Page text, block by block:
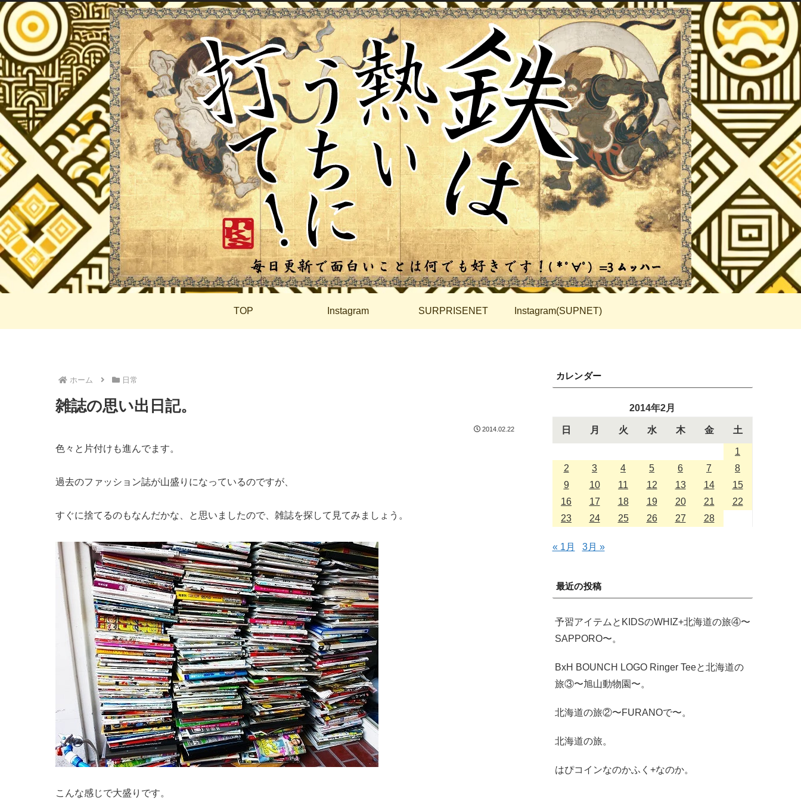
TOP Instagram SURPRISENET Instagram(SUPNET)
ホーム 日常
雑誌の思い出日記。
2014.02.22
色々と片付けも進んでます。
過去のファッション誌が山盛りになっているのですが、
すぐに捨てるのもなんだかな、と思いましたので、雑誌を探して見てみましょう。
こんな感じで大盛りです。
カレンダー
2014年2月
日 月 火 水 木 金 土
1
2
3 4 5 6 7
8
9
10 11 12 13 14
15
16
17 18 19 20 21
22
23
24 25 26 27 28
« 1月 3月 »
最近の投稿
予習アイテムとKIDSのWHIZ+北海道の旅④〜
SAPPORO〜。
BxH BOUNCH LOGO Ringer Teeと北海道の
旅③〜旭山動物園〜。
北海道の旅②〜FURANOで〜。
北海道の旅。
はぴコインなのかふく+なのか。